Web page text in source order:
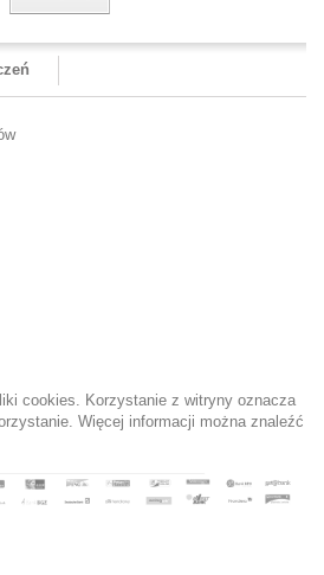
cookies. Korzystanie z witryny oznacza
Więcej informacji można znaleźć